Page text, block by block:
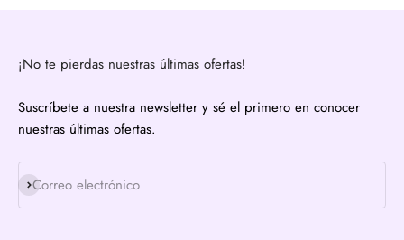
¡No te pierdas nuestras últimas ofertas!
Suscríbete a nuestra newsletter y sé el primero en conocer
nuestras últimas ofertas.
Correo electrónico
Suscribirse